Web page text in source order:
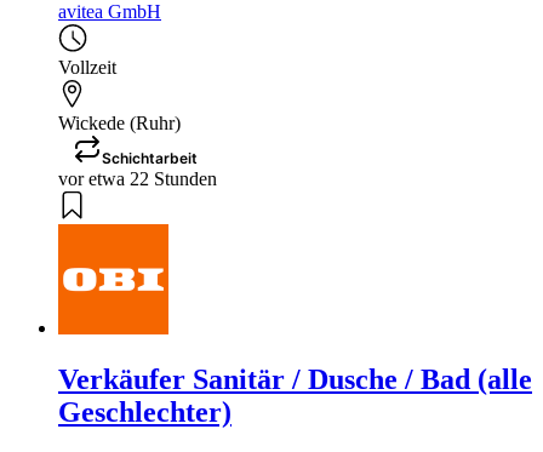
avitea GmbH
Vollzeit
Wickede (Ruhr)
Schichtarbeit
vor etwa 22 Stunden
Verkäufer Sanitär / Dusche / Bad (alle
Geschlechter)